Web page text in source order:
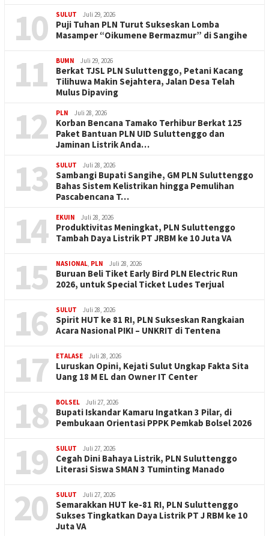
10 SULUT Juli 29, 2026
Puji Tuhan PLN Turut Sukseskan Lomba
Masamper “Oikumene Bermazmur” di Sangihe
11 BUMN Juli 29, 2026
Berkat TJSL PLN Suluttenggo, Petani Kacang
Tilihuwa Makin Sejahtera, Jalan Desa Telah
Mulus Dipaving
12 PLN Juli 28, 2026
Korban Bencana Tamako Terhibur Berkat 125
Paket Bantuan PLN UID Suluttenggo dan
Jaminan Listrik Anda…
13 SULUT Juli 28, 2026
Sambangi Bupati Sangihe, GM PLN Suluttenggo
Bahas Sistem Kelistrikan hingga Pemulihan
Pascabencana T…
14 EKUIN Juli 28, 2026
Produktivitas Meningkat, PLN Suluttenggo
Tambah Daya Listrik PT JRBM ke 10 Juta VA
15 NASIONAL PLN Juli 28, 2026
Buruan Beli Tiket Early Bird PLN Electric Run
2026, untuk Special Ticket Ludes Terjual
16 SULUT Juli 28, 2026
Spirit HUT ke 81 RI, PLN Sukseskan Rangkaian
Acara Nasional PIKI – UNKRIT di Tentena
17 ETALASE Juli 28, 2026
Luruskan Opini, Kejati Sulut Ungkap Fakta Sita
Uang 18 M EL dan Owner IT Center
18 BOLSEL Juli 27, 2026
Bupati Iskandar Kamaru Ingatkan 3 Pilar, di
Pembukaan Orientasi PPPK Pemkab Bolsel 2026
19 SULUT Juli 27, 2026
Cegah Dini Bahaya Listrik, PLN Suluttenggo
Literasi Siswa SMAN 3 Tuminting Manado
20 SULUT Juli 27, 2026
Semarakkan HUT ke-81 RI, PLN Suluttenggo
Sukses Tingkatkan Daya Listrik PT J RBM ke 10
Juta VA